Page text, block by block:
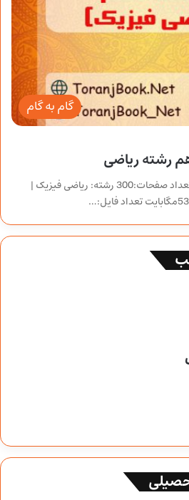
گام به گام
رشته ریاضی
درس: هندسه(1) | پایه: دهم| تعداد صفحات:300 رشته: ریاضی فیزیک |